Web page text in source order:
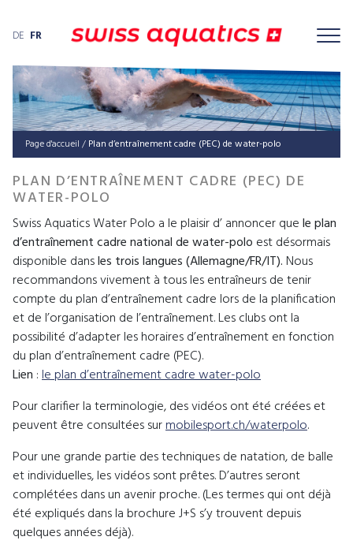
DE FR
Page d'accueil / Plan d’en­traî­ne­ment cad­re (PEC) de water-polo
PLAN D’ENTRAÎNEMENT CADRE (PEC) DE
WATER-POLO
Swiss Aquatics Water Polo a le plaisir d’ annoncer quele plan
d’entraînement cadrenational de water-polo est désormais
disponible dansles trois langues (Allemagne/FR/IT).Nous
recommandons vivement à tous les entraîneurs de tenir
compte du plan d’entraînement cadre lors de la planification
et de l’organisation de l’entraînement. Les clubs ont la
possibilité d’adapter les horaires d’entraînement en fonction
du plan d’entraînement cadre (PEC).
Lien :le plan d’entraînement cadre water-polo
Pour clarifier la terminologie, des vidéos ont été créées et
peuvent être consultées surmobilesport.ch/waterpolo.
Pour une grande partie des techniques de natation, de balle
et individuelles, les vidéos sont prêtes. D’autres seront
complétées dans un avenir proche. (Les termes qui ont déjà
été expliqués dans la brochure J+S s’y trouvent depuis
quelques années déjà).